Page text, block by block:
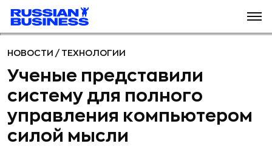
НОВОСТИ / ТЕХНОЛОГИИ
Ученые представили
систему для полного
управления компьютером
силой мысли